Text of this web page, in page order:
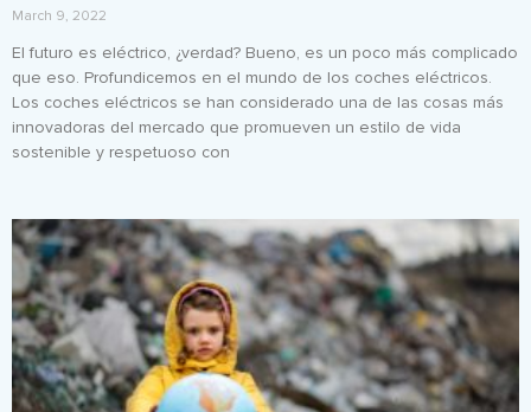
March 9, 2022
El futuro es eléctrico, ¿verdad? Bueno, es un poco más complicado
que eso. Profundicemos en el mundo de los coches eléctricos.
Los coches eléctricos se han considerado una de las cosas más
innovadoras del mercado que promueven un estilo de vida
sostenible y respetuoso con